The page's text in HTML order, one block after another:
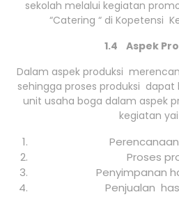
sekolah melalui kegiatan
“Catering “ di Kopetensi
1.4 Aspek
Dalam aspek produksi
sehingga proses produksi
unit usaha boga dalam aspek
kegiatan
Proses
Penyimpanan
Penjualan